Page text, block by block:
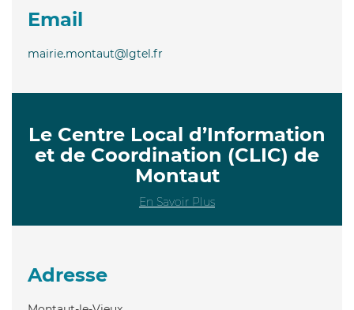
Email
mairie.montaut@lgtel.fr
Le Centre Local d’Information
et de Coordination (CLIC) de
Montaut
En Savoir Plus
Adresse